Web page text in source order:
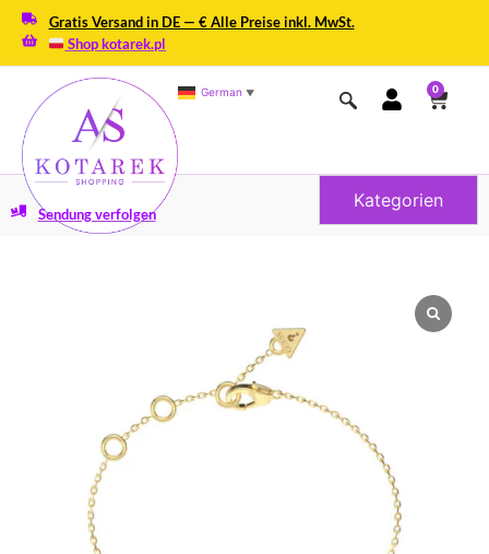
Gratis Versand in DE — € Alle Preise inkl. MwSt.
Shop kotarek.pl
German ▼ 0
Kategorien
Sendung verfolgen